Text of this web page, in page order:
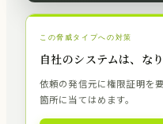
この脅威タイプへの対策
自社のシステムは、な
依頼の発信元に権限証明を
箇所に当てはめます。